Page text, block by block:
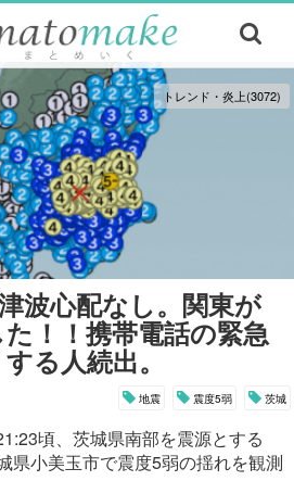
トレンド・炎上(3072)
波心配なし。関東が
！！携帯電話の緊急
る人続出。
地震 震度5弱 茨城
頃、茨城県南部を震源とする
県小美玉市で震度5弱の揺れを観測